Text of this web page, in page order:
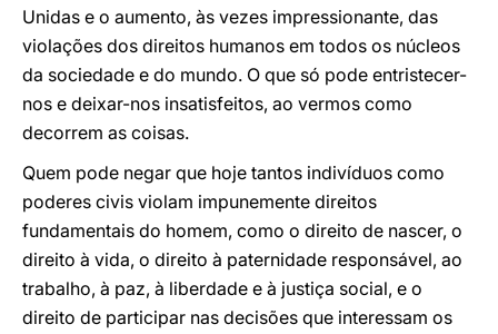
Unidas e o aumento, às vezes impressionante, das
violações dos direitos humanos em todos os núcleos
da sociedade e do mundo. O que só pode entristecer-
nos e deixar-nos insatisfeitos, ao vermos como
decorrem as coisas.
Quem pode negar que hoje tantos indivíduos como
poderes civis violam impunemente direitos
fundamentais do homem, como o direito de nascer, o
direito à vida, o direito à paternidade responsável, ao
trabalho, à paz, à liberdade e à justiça social, e o
direito de participar nas decisões que interessam os